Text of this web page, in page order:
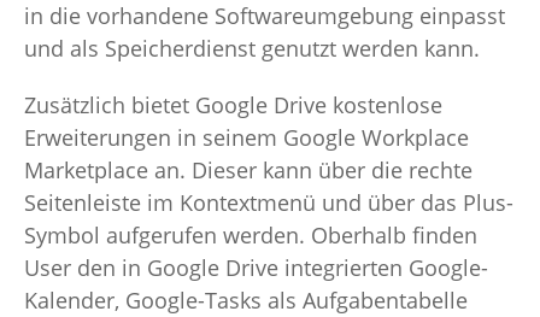
in die vorhandene Softwareumgebung einpasst
und als Speicherdienst genutzt werden kann.
Zusätzlich bietet Google Drive kostenlose
Erweiterungen in seinem Google Workplace
Marketplace an. Dieser kann über die rechte
Seitenleiste im Kontextmenü und über das Plus-
Symbol aufgerufen werden. Oberhalb finden
User den in Google Drive integrierten Google-
Kalender, Google-Tasks als Aufgabentabelle